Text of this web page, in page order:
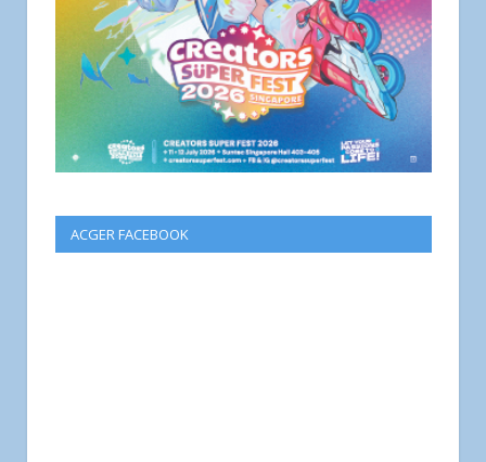
ACGER FACEBOOK